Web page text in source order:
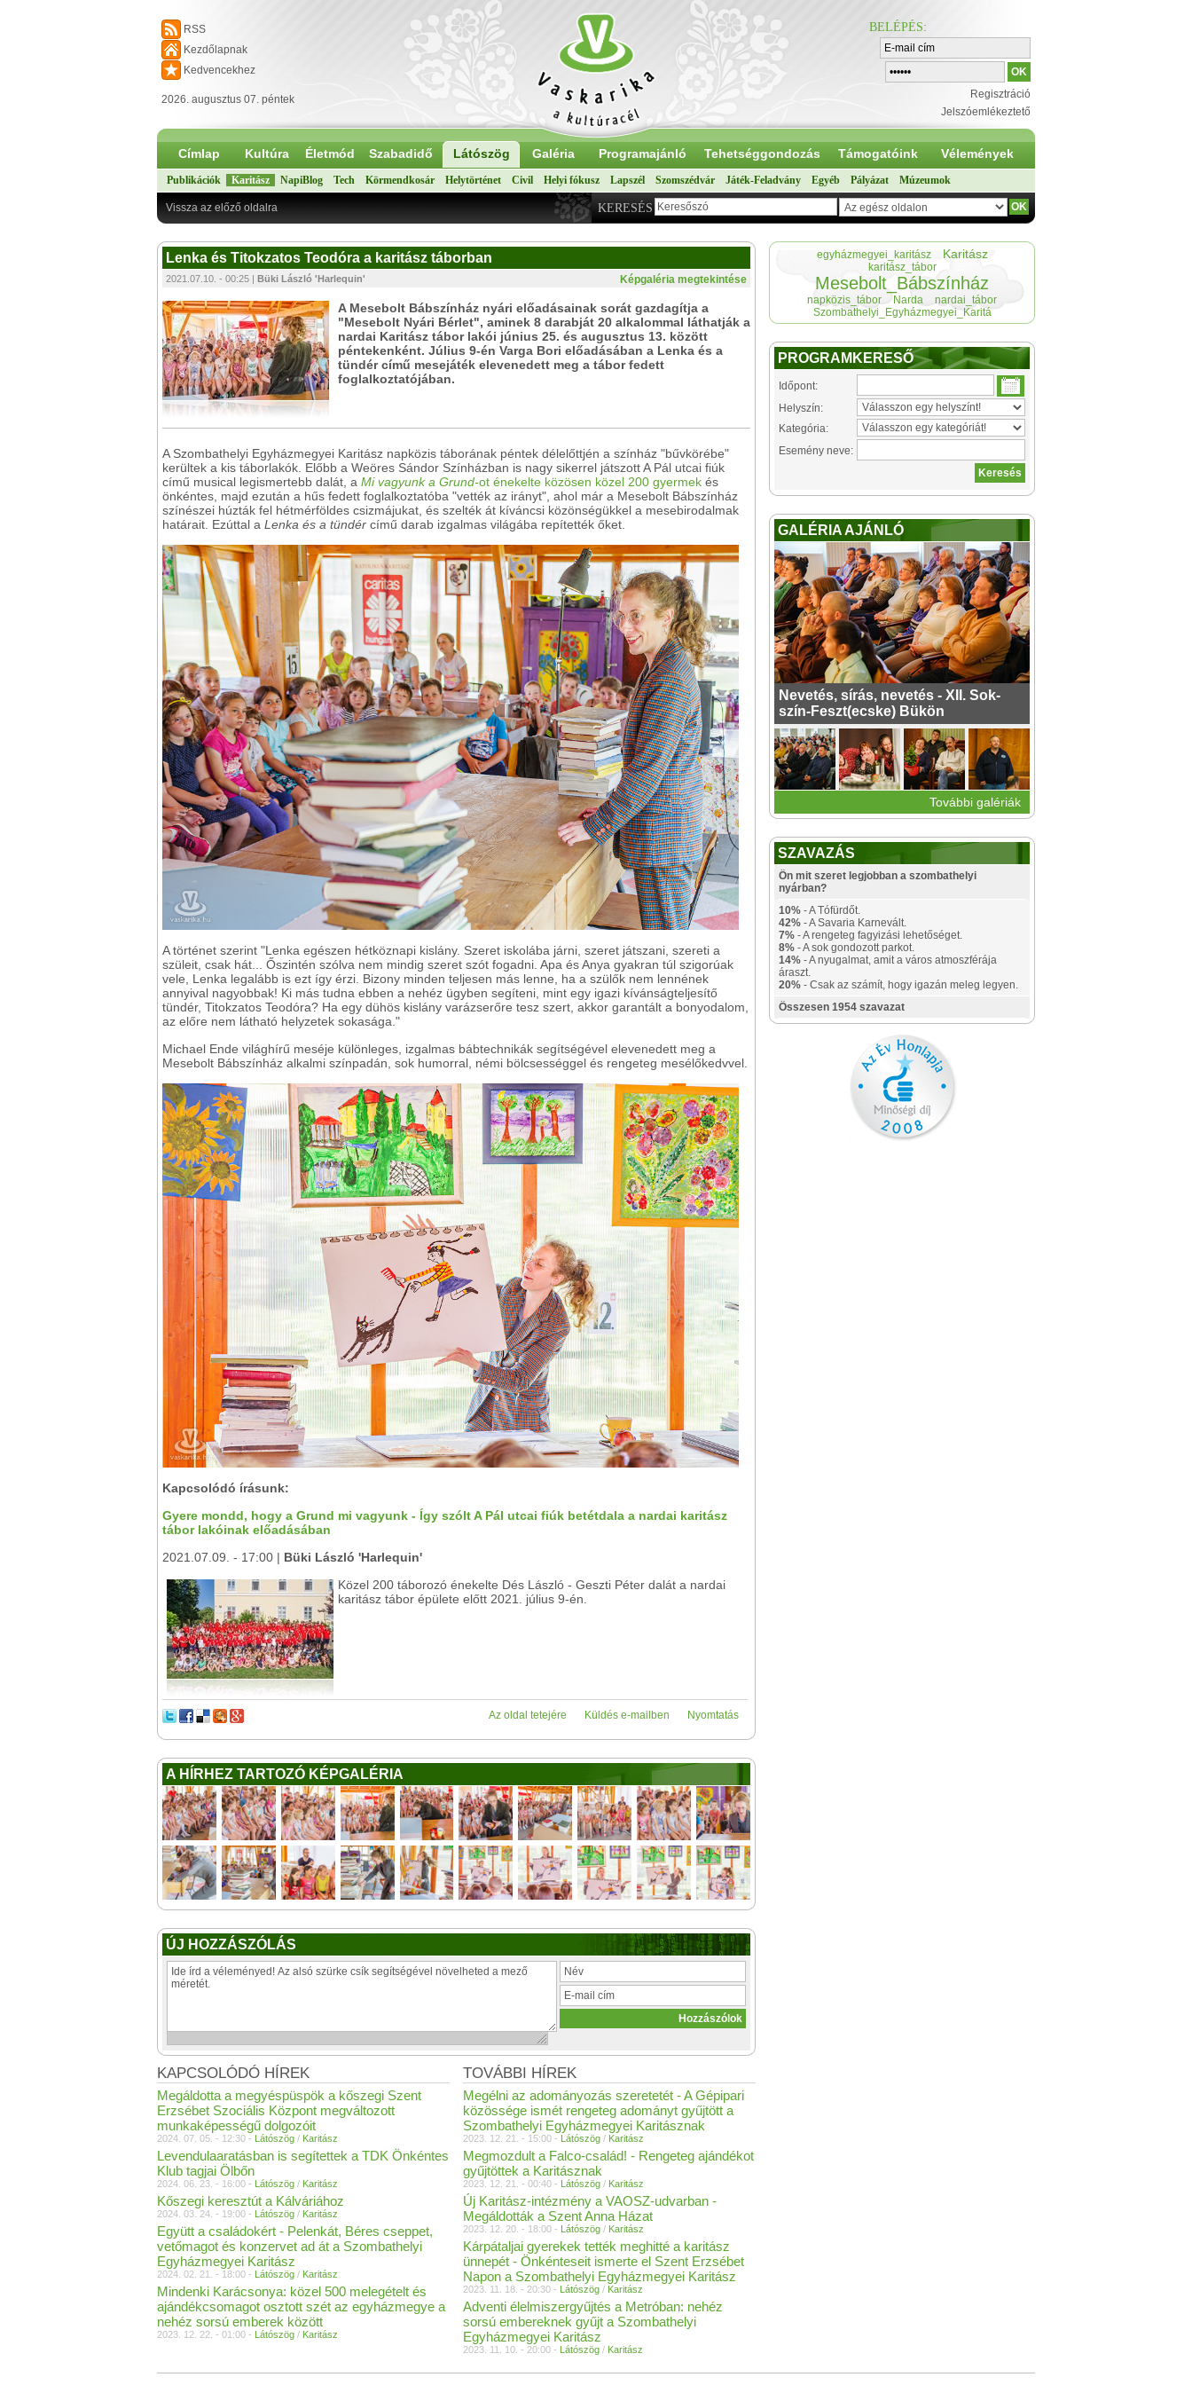
RSS
Kezdőlapnak
Kedvencekhez
2026. augusztus 07. péntek
BELÉPÉS:
Regisztráció
Jelszóemlékeztető
Címlap Kultúra Életmód Szabadidő Látószög Galéria Programajánló Tehetséggondozás Támogatóink Vélemények
Publikációk Karitász NapiBlog Tech Körmendkosár Helytörténet Civil Helyi fókusz Lapszél Szomszédvár Játék-Feladvány Egyéb Pályázat Múzeumok
KERESÉS
Vissza az előző oldalra
Lenka és Titokzatos Teodóra a karitász táborban
Képgaléria megtekintése
2021.07.10. - 00:25 | Büki László 'Harlequin'
A Mesebolt Bábszínház nyári előadásainak sorát gazdagítja a
"Mesebolt Nyári Bérlet", aminek 8 darabját 20 alkalommal láthatják a
nardai Karitász tábor lakói június 25. és augusztus 13. között
péntekenként. Július 9-én Varga Bori előadásában a Lenka és a
tündér című mesejáték elevenedett meg a tábor fedett
foglalkoztatójában.
A Szombathelyi Egyházmegyei Karitász napközis táborának péntek délelőttjén a színház "bűvkörébe"
kerültek a kis táborlakók. Előbb a Weöres Sándor Színházban is nagy sikerrel játszott A Pál utcai fiúk
című musical legismertebb dalát, a Mi vagyunk a Grund-ot énekelte közösen közel 200 gyermek és
önkéntes, majd ezután a hűs fedett foglalkoztatóba "vették az irányt", ahol már a Mesebolt Bábszínház
színészei húzták fel hétmérföldes csizmájukat, és szelték át kíváncsi közönségükkel a mesebirodalmak
határait. Ezúttal a Lenka és a tündér című darab izgalmas világába repítették őket.
A történet szerint "Lenka egészen hétköznapi kislány. Szeret iskolába járni, szeret játszani, szereti a
szüleit, csak hát... Őszintén szólva nem mindig szeret szót fogadni. Apa és Anya gyakran túl szigorúak
vele, Lenka legalább is ezt így érzi. Bizony minden teljesen más lenne, ha a szülők nem lennének
annyival nagyobbak! Ki más tudna ebben a nehéz ügyben segíteni, mint egy igazi kívánságteljesítő
tündér, Titokzatos Teodóra? Ha egy dühös kislány varázserőre tesz szert, akkor garantált a bonyodalom,
az előre nem látható helyzetek sokasága."
Michael Ende világhírű meséje különleges, izgalmas bábtechnikák segítségével elevenedett meg a
Mesebolt Bábszínház alkalmi színpadán, sok humorral, némi bölcsességgel és rengeteg mesélőkedvvel.
Kapcsolódó írásunk:
Gyere mondd, hogy a Grund mi vagyunk - Így szólt A Pál utcai fiúk betétdala a nardai karitász
tábor lakóinak előadásában
2021.07.09. - 17:00 | Büki László 'Harlequin'
Közel 200 táborozó énekelte Dés László - Geszti Péter dalát a nardai
karitász tábor épülete előtt 2021. július 9-én.
Nyomtatás
Küldés e-mailben
Az oldal tetejére
A HÍRHEZ TARTOZÓ KÉPGALÉRIA
ÚJ HOZZÁSZÓLÁS
TOVÁBBI HÍREK
Megélni az adományozás szeretetét - A Gépipari
közössége ismét rengeteg adományt gyűjtött a
Szombathelyi Egyházmegyei Karitásznak
2023. 12. 21. - 15:00 - Látószög / Karitász
Megmozdult a Falco-család! - Rengeteg ajándékot
gyűjtöttek a Karitásznak
2023. 12. 21. - 00:40 - Látószög / Karitász
Új Karitász-intézmény a VAOSZ-udvarban -
Megáldották a Szent Anna Házat
2023. 12. 20. - 18:00 - Látószög / Karitász
Kárpátaljai gyerekek tették meghitté a karitász
ünnepét - Önkénteseit ismerte el Szent Erzsébet
Napon a Szombathelyi Egyházmegyei Karitász
2023. 11. 18. - 20:30 - Látószög / Karitász
Adventi élelmiszergyűjtés a Metróban: nehéz
sorsú embereknek gyűjt a Szombathelyi
Egyházmegyei Karitász
2023. 11. 10. - 20:00 - Látószög / Karitász
KAPCSOLÓDÓ HÍREK
Megáldotta a megyéspüspök a kőszegi Szent
Erzsébet Szociális Központ megváltozott
munkaképességű dolgozóit
2024. 07. 05. - 12:30 - Látószög / Karitász
Levendulaaratásban is segítettek a TDK Önkéntes
Klub tagjai Ölbőn
2024. 06. 23. - 16:00 - Látószög / Karitász
Kőszegi keresztút a Kálváriához
2024. 03. 24. - 19:00 - Látószög / Karitász
Együtt a családokért - Pelenkát, Béres cseppet,
vetőmagot és konzervet ad át a Szombathelyi
Egyházmegyei Karitász
2024. 02. 21. - 18:00 - Látószög / Karitász
Mindenki Karácsonya: közel 500 melegételt és
ajándékcsomagot osztott szét az egyházmegye a
nehéz sorsú emberek között
2023. 12. 22. - 01:00 - Látószög / Karitász
egyházmegyei_karitász Karitász
karitász_tábor
Mesebolt_Bábszínház
napközis_tábor Narda
nardai_tábor
Szombathelyi_Egyházmegyei_Karitá
PROGRAMKERESŐ
Időpont:
Helyszín:
Kategória:
Esemény neve:
GALÉRIA AJÁNLÓ
Nevetés, sírás, nevetés - XII. Sok-
szín-Feszt(ecske) Bükön
További galériák
SZAVAZÁS
Ön mit szeret legjobban a szombathelyi
nyárban?
10% - A Tófürdőt.
42% - A Savaria Karnevált.
7% - A rengeteg fagyizási lehetőséget.
8% - A sok gondozott parkot.
14% - A nyugalmat, amit a város atmoszférája
áraszt.
20% - Csak az számít, hogy igazán meleg legyen.
Összesen 1954 szavazat